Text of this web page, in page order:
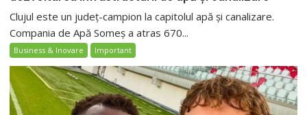
Clujul este un județ-campion la capitolul apă și canalizare.
Compania de Apă Someș a atras 670...
Business & Inovare Important